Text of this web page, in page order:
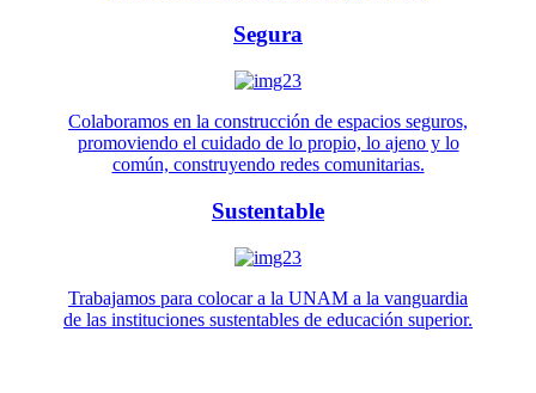
Segura
Colaboramos en la construcción de espacios seguros,
promoviendo el cuidado de lo propio, lo ajeno y lo
común, construyendo redes comunitarias.
Sustentable
Trabajamos para colocar a la UNAM a la vanguardia
de las instituciones sustentables de educación superior.